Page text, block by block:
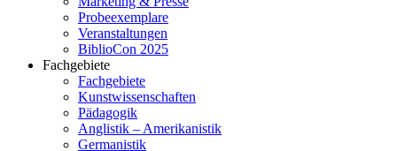
Probeexemplare
Veranstaltungen
BiblioCon 2025
Fachgebiete
Fachgebiete
Kunstwissenschaften
Pädagogik
Anglistik – Amerikanistik
Germanistik